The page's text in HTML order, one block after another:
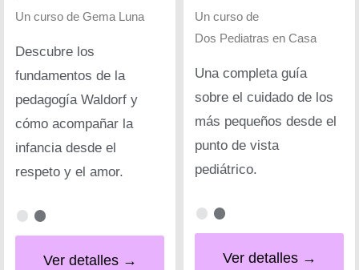
Un curso de Gema Luna
Descubre los
fundamentos de la
pedagogía Waldorf y
cómo acompañar la
infancia desde el
respeto y el amor.
Ver detalles →
Un curso de
Dos Pediatras en Casa
Una completa guía
sobre el cuidado de los
más pequeños desde el
punto de vista
pediátrico.
Ver detalles →